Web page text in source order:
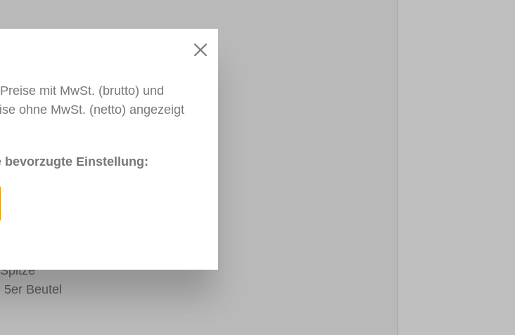
ml
ml
Beutel
mit MwSt. (brutto) und
ohne MwSt. (netto) angezeigt
bevorzugte Einstellung: